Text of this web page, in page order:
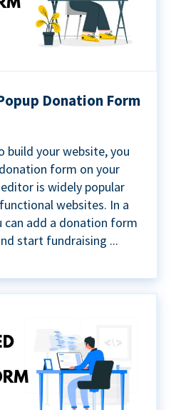
Donation Form
build your website, you
form on your
is widely popular
websites. In a
can add a donation form
start fundraising ...